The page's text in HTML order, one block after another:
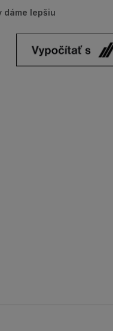
dáme lepšiu